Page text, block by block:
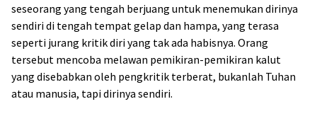
seseorang yang tengah berjuang untuk menemukan dirinya
sendiri di tengah tempat gelap dan hampa, yang terasa
seperti jurang kritik diri yang tak ada habisnya. Orang
tersebut mencoba melawan pemikiran-pemikiran kalut
yang disebabkan oleh pengkritik terberat, bukanlah Tuhan
atau manusia, tapi dirinya sendiri.